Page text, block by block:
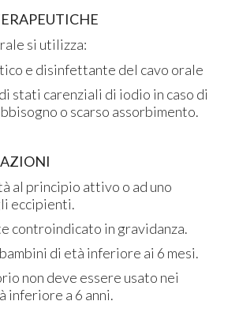
si utilizza:
e disinfettante del cavo orale
stati carenziali di iodio in caso di
o scarso assorbimento.
al principio attivo o ad uno
eccipienti.
controindicato in gravidanza.
di età inferiore ai 6 mesi.
non deve essere usato nei
inferiore a 6 anni.